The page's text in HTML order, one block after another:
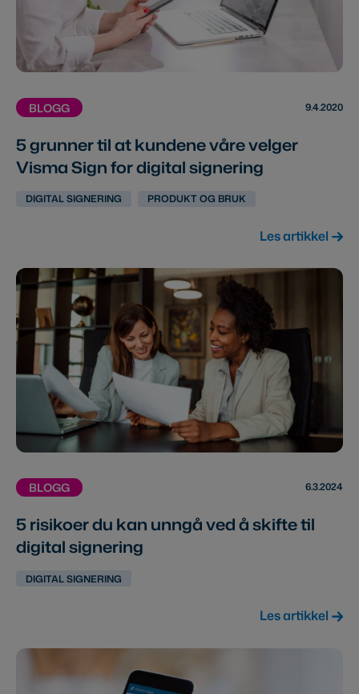
BLOGG 9.4.2020
5 grunner til at kundene våre velger
Visma Sign for digital signering
DIGITAL SIGNERING PRODUKT OG BRUK
Les artikkel
BLOGG 6.3.2024
5 risikoer du kan unngå ved å skifte til
digital signering
DIGITAL SIGNERING
Les artikkel